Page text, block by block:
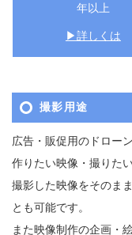
年以上
▶詳しくは
撮影用途
広告・販促用のドロー
作りたい映像・撮りた
撮影した映像をそのま
とも可能です。
また映像制作の企画・